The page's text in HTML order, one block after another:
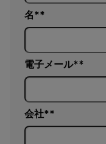
名*
電子メール*
会社*